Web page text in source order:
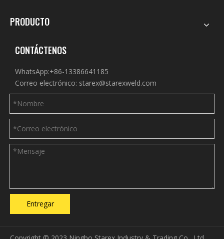
PRODUCTO
CONTÁCTENOS
WhatsApp:+86-13386641185
Correo electrónico: starex@starexweld.com
Entregar